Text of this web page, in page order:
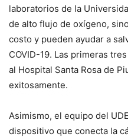
laboratorios de la
de alto flujo de oxígeno,
costo y pueden ayudar a
COVID-19. Las primeras
al Hospital Santa Rosa de
exitosamente.
Asimismo, el equipo del
dispositivo que conecta la